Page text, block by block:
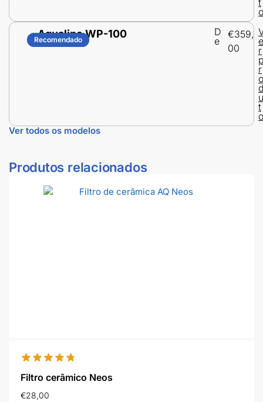
o
Recomendado
Recomendado
Aqualine WP-100
D
e
€359,
00
e
r
r
o
u
t
o
Ver todos os modelos
Produtos relacionados
Filtro cerâmico Neos
€28,00